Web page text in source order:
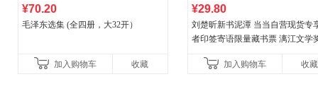
¥70.20
毛泽东选集 (全四册，大32开）
加入购物车 收藏
¥29.80
刘楚昕新书泥潭 当当自营现货专
者印签寄语限量藏书票 漓江文学
加入购物车 收藏